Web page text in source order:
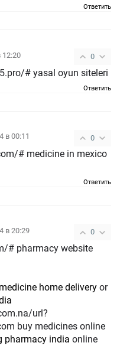
Ответить
0
12:20
# yasal oyun siteleri
Ответить
0
в 00:11
# medicine in mexico
Ответить
0
в 20:29
# pharmacy website
home delivery or
url?
buy medicines online
pharmacy india online